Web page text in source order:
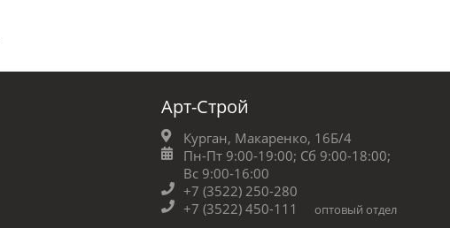
Арт-Строй
Курган, Макаренко, 16Б/4
Пн-Пт 9:00-19:00; Сб 9:00-18:00;
Вс 9:00-16:00
+7 (3522) 250-280
+7 (3522) 450-111
оптовый отдел